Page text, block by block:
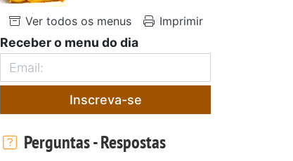
Ver todos os menus Imprimir
Receber o menu do dia
Inscreva-se
Perguntas - Respostas